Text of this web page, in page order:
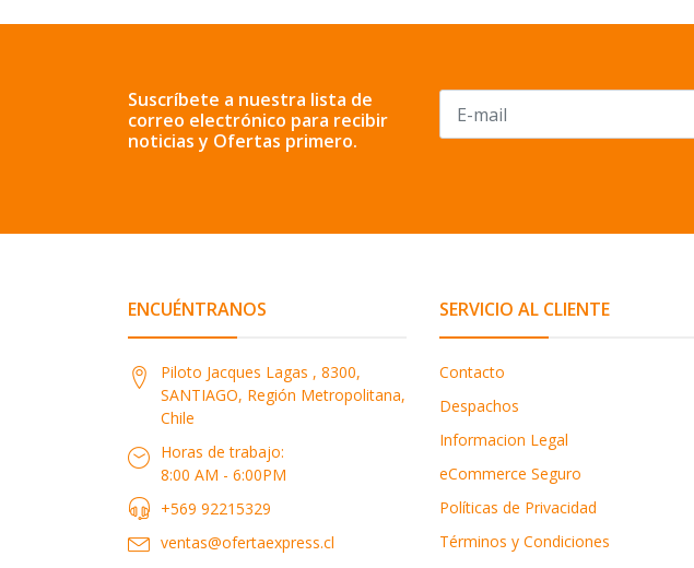
Suscríbete a nuestra lista de
correo electrónico para recibir
noticias y Ofertas primero.
ENCUÉNTRANOS
Piloto Jacques Lagas , 8300,
SANTIAGO, Región Metropolitana,
Chile
Horas de trabajo:
8:00 AM - 6:00PM
+569 92215329
ventas@ofertaexpress.cl
SERVICIO AL CLIENTE
Contacto
Despachos
Informacion Legal
eCommerce Seguro
Políticas de Privacidad
Términos y Condiciones